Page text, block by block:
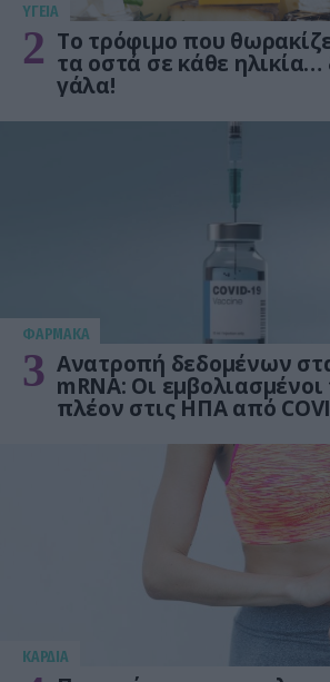
ΥΓΕΙΑ
2 Το τρόφιμο που
τα οστά σε κάθε ηλικία…
γάλα!
ΦΑΡΜΑΚΑ
3 Ανατροπή δεδομένων
mRNA: Οι
πλέον στις ΗΠΑ από
KΑΡΔΙΑ